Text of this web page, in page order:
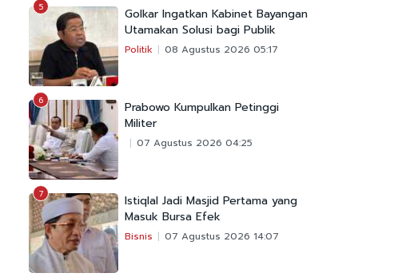
5
Golkar Ingatkan Kabinet Bayangan
Utamakan Solusi bagi Publik
Politik 08 Agustus 2026 05:17
6
Prabowo Kumpulkan Petinggi
Militer
07 Agustus 2026 04:25
7
Istiqlal Jadi Masjid Pertama yang
Masuk Bursa Efek
Bisnis 07 Agustus 2026 14:07